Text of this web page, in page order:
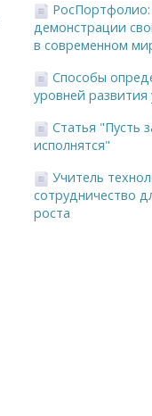
демонстрации
в современном
Способы
уровней развития
Статья "Пусть
исполнятся"
Учитель
сотрудничество
роста